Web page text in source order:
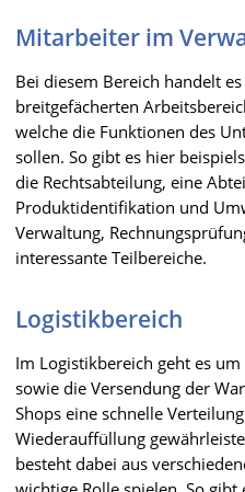
Mitarbeiter im
Bei diesem Bereich handelt
breitgefächerten
welche die Funktionen des
sollen. So gibt es hier
die Rechtsabteilung, eine
Produktidentifikation und
Verwaltung,
interessante Teilbereiche.
Logistikbereich
Im Logistikbereich geht es
sowie die Versendung der
Shops eine schnelle
Wiederauffüllung
besteht dabei aus